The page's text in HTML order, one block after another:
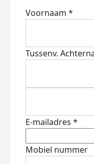
Voornaam *
Tussenv.
E-mailadres *
Mobiel nummer